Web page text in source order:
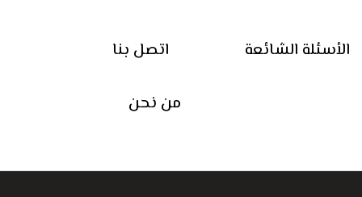
اتصل بنا الأسئلة الشائعة
من نحن